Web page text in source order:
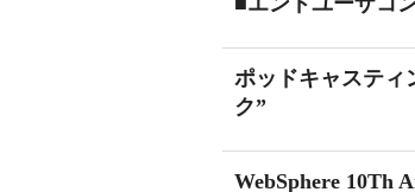
ポッドキャステ
ク”
WebSphere 10Th